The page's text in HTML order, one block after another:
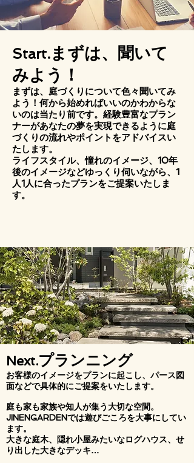
Start.まずは、聞いて
みよう！
まずは、庭づくりについて色々聞いてみ
よう！何から始めればいいのかわからな
いのは当たり前です。経験豊富なプラン
ナーがあなたの夢を実現できるように庭
づくりの流れやポイントをアドバイスい
たします。
ライフスタイル、憧れのイメージ、10年
後のイメージなどゆっくり伺いながら、1
人1人に合ったプランをご提案いたしま
す。
Next.プランニング
お客様のイメージをプランに起こし、パース図
面などで具体的にご提案をいたします。
庭も家も家族や知人が集う大切な空間。
JINENGARDENでは遊びごころを大事にしてい
ます。
大きな庭木、隠れ小屋みたいなログハウス、せ
り出した大きなデッキ…